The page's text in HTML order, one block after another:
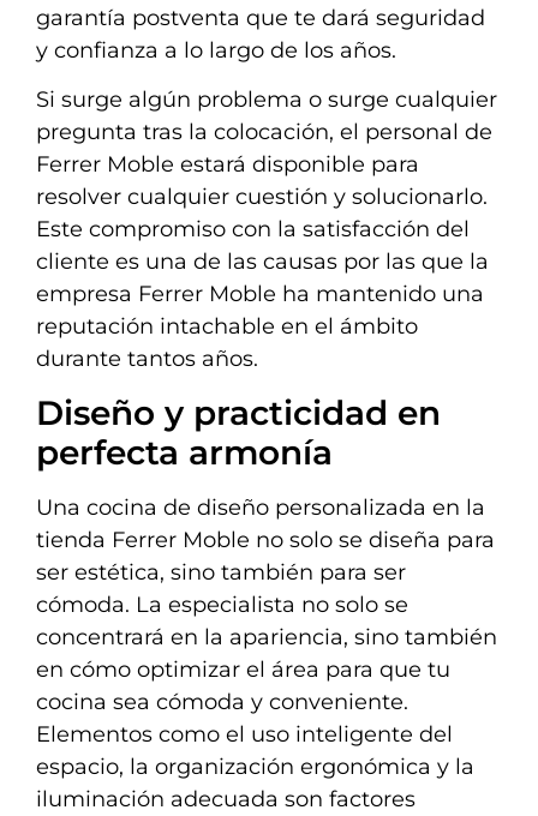
garantía postventa que te dará seguridad
y confianza a lo largo de los años.
Si surge algún problema o surge cualquier
pregunta tras la colocación, el personal de
Ferrer Moble estará disponible para
resolver cualquier cuestión y solucionarlo.
Este compromiso con la satisfacción del
cliente es una de las causas por las que la
empresa Ferrer Moble ha mantenido una
reputación intachable en el ámbito
durante tantos años.
Diseño y practicidad en
perfecta armonía
Una cocina de diseño personalizada en la
tienda Ferrer Moble no solo se diseña para
ser estética, sino también para ser
cómoda. La especialista no solo se
concentrará en la apariencia, sino también
en cómo optimizar el área para que tu
cocina sea cómoda y conveniente.
Elementos como el uso inteligente del
espacio, la organización ergonómica y la
iluminación adecuada son factores